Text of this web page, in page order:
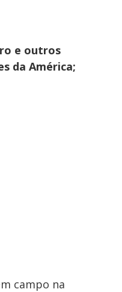
e outros
da América;
campo na